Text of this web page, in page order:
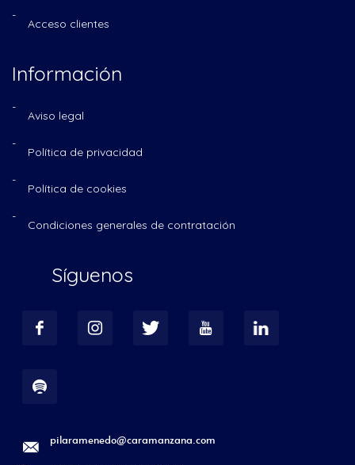
Acceso clientes
Información
Aviso legal
Política de privacidad
Política de cookies
Condiciones generales de contratación
Síguenos
pilaramenedo@caramanzana.com